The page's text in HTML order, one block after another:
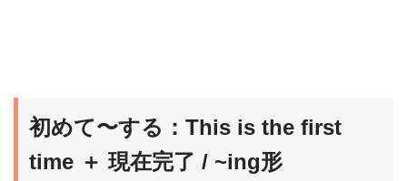
初めて〜する：This is the first
time ＋ 現在完了 / ~ing形